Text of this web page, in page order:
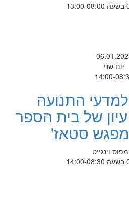
יום שני
14:00-
התנועה
של בית הספר
סטאז'
וינגייט